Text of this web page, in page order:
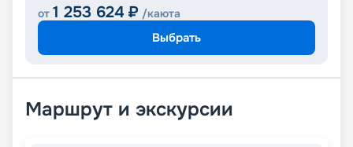
от 1 253 624 ₽ /каюта
Выбрать
Маршрут и экскурсии